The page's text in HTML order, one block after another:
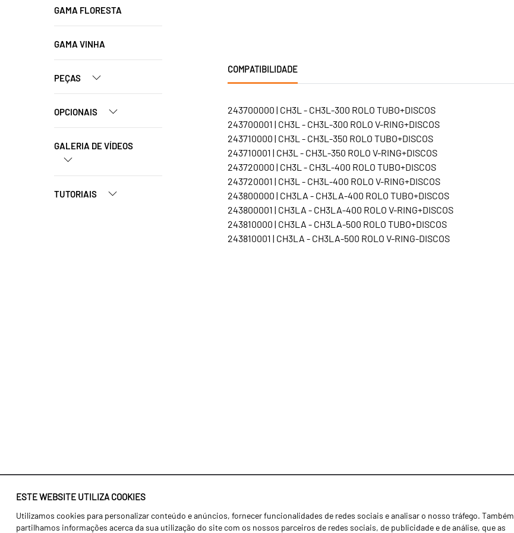
ESTE WEBSITE UTILIZA COOKIES
Utilizamos cookies para personalizar conteúdo e anúncios, fornecer funcionalidades de redes sociais e analisar o nosso tráfego. Também
partilhamos informações acerca da sua utilização do site com os nossos parceiros de redes sociais, de publicidade e de análise, que as
GAMA FLORESTA
GAMA VINHA
PEÇAS
OPCIONAIS
GALERIA DE VÍDEOS
TUTORIAIS
COMPATIBILIDADE
243700000 | CH3L - CH3L-300 ROLO TUBO+DISCOS
243700001 | CH3L - CH3L-300 ROLO V-RING+DISCOS
243710000 | CH3L - CH3L-350 ROLO TUBO+DISCOS
243710001 | CH3L - CH3L-350 ROLO V-RING+DISCOS
243720000 | CH3L - CH3L-400 ROLO TUBO+DISCOS
243720001 | CH3L - CH3L-400 ROLO V-RING+DISCOS
243800000 | CH3LA - CH3LA-400 ROLO TUBO+DISCOS
243800001 | CH3LA - CH3LA-400 ROLO V-RING+DISCOS
243810000 | CH3LA - CH3LA-500 ROLO TUBO+DISCOS
243810001 | CH3LA - CH3LA-500 ROLO V-RING-DISCOS
Identidade
Agricultura
Notícias